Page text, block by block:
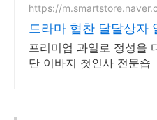
어떤 상황이던 해결이 가
https://
드라마 협찬 달달상자
프리미엄 과일로 정성을
단 이바지 첫인사 전문숍